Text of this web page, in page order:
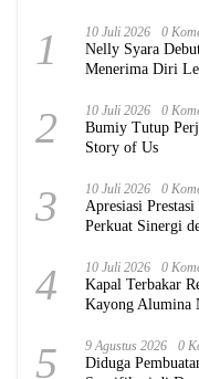
1 10 Juli 2026 0
Nelly Syara
Menerima Diri
2 10 Juli 2026 0
Bumiy Tutup
Story of Us
3 10 Juli 2026 0
Apresiasi
Perkuat Sinergi
4 10 Juli 2026 0
Kapal Terbakar
Kayong Alumina
5 9 Agustus 2026 0
Diduga